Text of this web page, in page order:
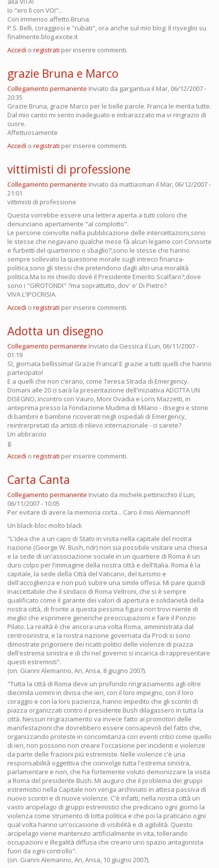
Io "ero lì con VOI"...
Con immenso affetto.Bruna.
P.S. Belli, coraggiosi e "rubati", ora anche sul mio blog: Il risveglio su
finalmente.blog.excite.it
Accedi o registrati per inserire commenti.
grazie Bruna e Marco
Collegamento permanente Inviato da gargantua il Mar, 06/12/2007 -
20:35
Grazie Bruna, grazie Marco per le belle parole. Franca le merita tutte.
Dal mio canto mi sento inadeguato e imbarazzato ma vi ringrazio di
cuore.
Affettuosamente
Accedi o registrati per inserire commenti.
vittimisti di professione
Collegamento permanente Inviato da mattiasman il Mar, 06/12/2007 -
21:01
vittimisti di professione
Questa vorrebbe essere una lettera aperta a tutti coloro che
denunciano apertamente "al complotto".
Le persone coinvolte nella pubblicazione delle intercettazioni,sono
le stesse che negavano qualche mese fà alcun legame con Consorte
e furbetti del quartierino o sbaglio?,sono le stesse che hanno
sempre sollevato la questione morale sugli intrecci finanza-
politica,sono gli stessi che pretendono dagli altri una moralità
politica.Ma Io mi chiedo dovè il Presidente Emerito Scalfaro?,dove
sono i "GIROTONDI" ?ma soprattutto, dov' e' Di Pietro?
VIVA L'IPOCRISIA.
Accedi o registrati per inserire commenti.
Adotta un disegno
Collegamento permanente Inviato da Gessica il Lun, 06/11/2007 -
01:19
Sì, giornata bellissima! Grazie Franca! E grazie a tutti quelli che hanno
partecipato!
E a quelli che non c'erano, come Teresa Strada di Emergency.
Domani alle 20 ci sarà la presentazione dell'iniziativa ADOTTA UN
DISEGNO, incontro con Vauro, Moni Ovadia e Loris Mazzetti, in
anteprima presso la Fondazione Mudima di Milano - disegni e storie
di bambini e bambine ricoverati negli ospedali di Emergency,
reintrerpretati da artisti di rilievo internazionale - ci sarete?
Un abbraccio
g.
Accedi o registrati per inserire commenti.
Carta Canta
Collegamento permanente Inviato da michele.pettinicchio il Lun,
06/11/2007 - 10:05
Per evitare di avere la memoria corta... Caro il mio Alemanno!!!
Un black-bloc molto black
"L'idea che a un capo di Stato in visita nella capitale del nostra
nazione (George W. Bush, ndr) non sia possibile visitare una chiesa
e la sede di un'associazione sociale in un quartiere di Roma è un
duro colpo per l'immagine della nostra città e dell'Italia. Roma è la
capitale, la sede della Città del Vaticano, del turismo e
dell'accoglienza e non può subire una simile offesa. Mi pare quindi
inaccettabile che il sindaco di Roma Veltroni, che si è sempre
qualificato come il garante dei valori di apertura e solidarietà della
nostra città, di fronte a questa pessima figura non trovi niente di
meglio che esprimere generiche preoccupazioni e fare il Ponzio
Pilato. La realtà è che ancora una volta Roma, amministrata dal
centrosinistra, e la nostra nazione governata da Prodi si sono
dimostrate prigioniere dei ricatti politici delle violenze di piazza
dell'estrema sinistra e di chi nel governo si incarica di rappresentare
questi estremisti".
(on. Gianni Alemanno, An, Ansa, 8 giugno 2007).
"Tutta la città di Roma deve un profondo ringraziamento agli oltre
diecimila uomini in divisa che ieri, con il loro impegno, con il loro
coraggio e con la loro pazienza, hanno impedito che gli scontri di
piazza organizzati contro il presidente Bush dilagassero in tutta la
città. Nessun ringraziamento va invece fatto ai promotori delle
manifestazioni che dovrebbero essere consapevoli del fatto che,
organizzando proteste in concomitanza con eventi critici come quello
di ieri, non possono non creare l'occasione per incidenti e violenze
da parte delle frazioni più estremiste. Nelle violenze c'è una
responsabilità oggettiva che coinvolge tutta l'estrema sinistra,
parlamentare e non, che ha fortemente voluto demonizzare la visita
a Roma del presidente Bush. Mi auguro che il problema dei gruppi
estremistici nella Capitale non venga archiviato in attesa passiva di
nuovo scontri e di nuove violenze. C'è infatti, nella nostra città un
vasto arcipelago di gruppi estremistici che predicano ogni giorno la
violenza come strumento di lotta politica e che poi la praticano ogni
qual volta hanno un'occasione di visibilità e di agibilità. Questo
arcipelago viene mantenuto artificialmente in vita, tollerando
occupazioni e illegalità diffusa che creano uno spazio antagonista
fuori da ogni controllo".
(on. Gianni Alemanno, An, Ansa, 10 giugno 2007).